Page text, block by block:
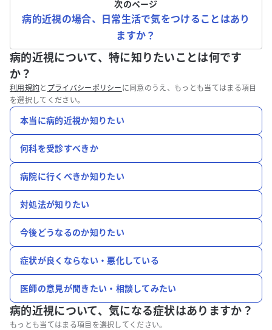
次のページ
病的近視の場合、日常生活で気をつけることはあり
ますか？
病的近視について、特に知りたいことは何です
か？
利用規約と プライバシーポリシー に同意のうえ、もっとも当てはまる項目
を選択してください。
本当に病的近視か知りたい
何科を受診すべきか
病院に行くべきか知りたい
対処法が知りたい
今後どうなるのか知りたい
症状が良くならない・悪化している
医師の意見が聞きたい・相談してみたい
病的近視について、 気になる症状はありますか？
もっとも当てはまる項目を選択してください。